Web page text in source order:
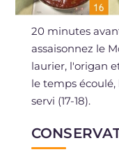
20 minutes
assaisonnez le
laurier, l'origan
le temps
servi (17-18).